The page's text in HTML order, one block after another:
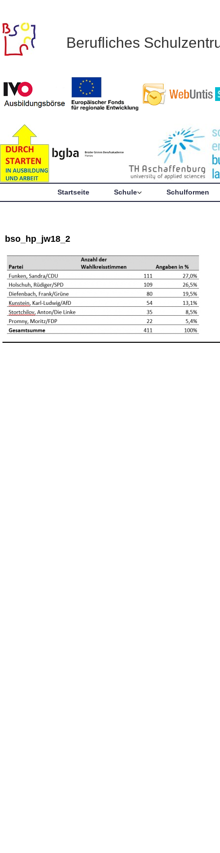
Berufliches
Startseite Schule Schulformen
bso_hp_jw18_2